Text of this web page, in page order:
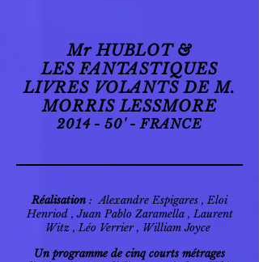
Mr HUBLOT &
LES FANTASTIQUES
LIVRES VOLANTS DE M.
MORRIS LESSMORE
2014 - 50' - FRANCE
Réalisation:Alexandre Espigares ,Eloi
Henriod,Juan Pablo Zaramella,Laurent
Witz ,Léo Verrier, William Joyce
Un programme de cinq courts métrages